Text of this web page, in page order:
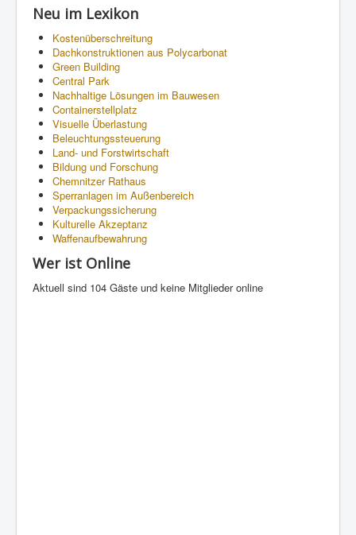
Neu im Lexikon
Kostenüberschreitung
Dachkonstruktionen aus Polycarbonat
Green Building
Central Park
Nachhaltige Lösungen im Bauwesen
Containerstellplatz
Visuelle Überlastung
Beleuchtungssteuerung
Land- und Forstwirtschaft
Bildung und Forschung
Chemnitzer Rathaus
Sperranlagen im Außenbereich
Verpackungssicherung
Kulturelle Akzeptanz
Waffenaufbewahrung
Wer ist Online
Aktuell sind 104 Gäste und keine Mitglieder online